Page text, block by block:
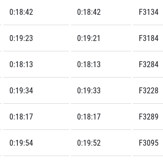
0:18:42 0:18:42 F3134
0:19:23 0:19:21 F3184
0:18:13 0:18:13 F3284
0:19:34 0:19:33 F3228
0:18:17 0:18:17 F3289
0:19:54 0:19:52 F3095